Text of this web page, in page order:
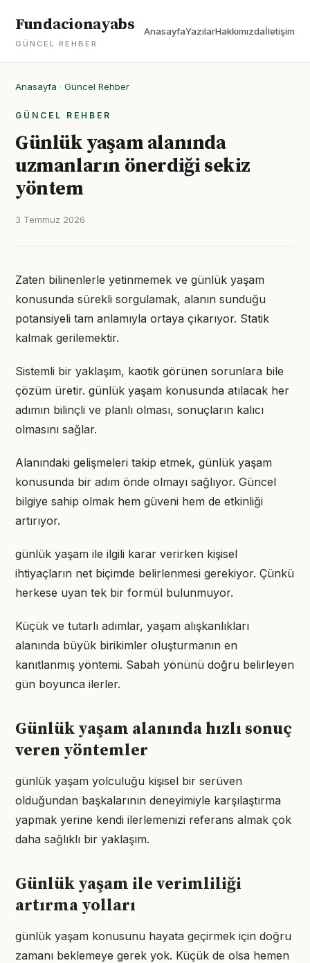
Fundacionayabs
GÜNCEL REHBER
AnasayfaYazılarHakkımızdaİletişim
Anasayfa · Güncel Rehber
GÜNCEL REHBER
Günlük yaşam alanında
uzmanların önerdiği sekiz
yöntem
3 Temmuz 2026
Zaten bilinenlerle yetinmemek ve günlük yaşam
konusunda sürekli sorgulamak, alanın sunduğu
potansiyeli tam anlamıyla ortaya çıkarıyor. Statik
kalmak gerilemektir.
Sistemli bir yaklaşım, kaotik görünen sorunlara bile
çözüm üretir. günlük yaşam konusunda atılacak her
adımın bilinçli ve planlı olması, sonuçların kalıcı
olmasını sağlar.
Alanındaki gelişmeleri takip etmek, günlük yaşam
konusunda bir adım önde olmayı sağlıyor. Güncel
bilgiye sahip olmak hem güveni hem de etkinliği
artırıyor.
günlük yaşam ile ilgili karar verirken kişisel
ihtiyaçların net biçimde belirlenmesi gerekiyor. Çünkü
herkese uyan tek bir formül bulunmuyor.
Küçük ve tutarlı adımlar, yaşam alışkanlıkları
alanında büyük birikimler oluşturmanın en
kanıtlanmış yöntemi. Sabah yönünü doğru belirleyen
gün boyunca ilerler.
Günlük yaşam alanında hızlı sonuç
veren yöntemler
günlük yaşam yolculuğu kişisel bir serüven
olduğundan başkalarının deneyimiyle karşılaştırma
yapmak yerine kendi ilerlemenizi referans almak çok
daha sağlıklı bir yaklaşım.
Günlük yaşam ile verimliliği
artırma yolları
günlük yaşam konusunu hayata geçirmek için doğru
zamanı beklemeye gerek yok. Küçük de olsa hemen